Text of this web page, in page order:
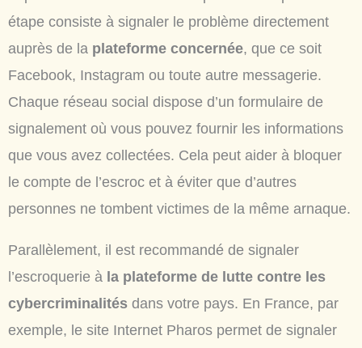
étape consiste à signaler le problème directement
auprès de la plateforme concernée, que ce soit
Facebook, Instagram ou toute autre messagerie.
Chaque réseau social dispose d’un formulaire de
signalement où vous pouvez fournir les informations
que vous avez collectées. Cela peut aider à bloquer
le compte de l’escroc et à éviter que d’autres
personnes ne tombent victimes de la même arnaque.
Parallèlement, il est recommandé de signaler
l’escroquerie à la plateforme de lutte contre les
cybercriminalités dans votre pays. En France, par
exemple, le site Internet Pharos permet de signaler